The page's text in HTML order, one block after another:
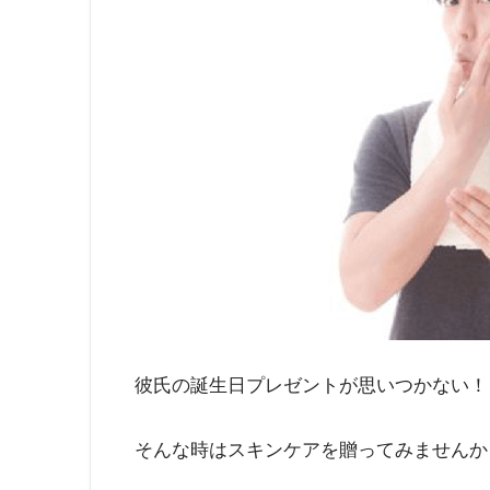
彼氏の誕生日プレゼントが思いつかない！
そんな時はスキンケアを贈ってみません